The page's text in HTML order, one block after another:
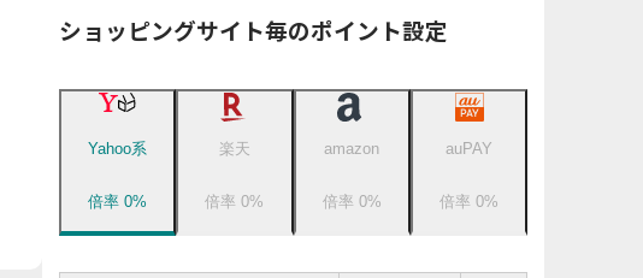
ショッピングサイト毎のポイント設定
Yahoo系
倍率0%
楽天
倍率0%
amazon
倍率 0%
auPAY
倍率0%